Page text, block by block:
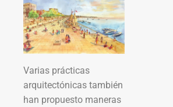
Varias prácticas
arquitectónicas también
han propuesto maneras